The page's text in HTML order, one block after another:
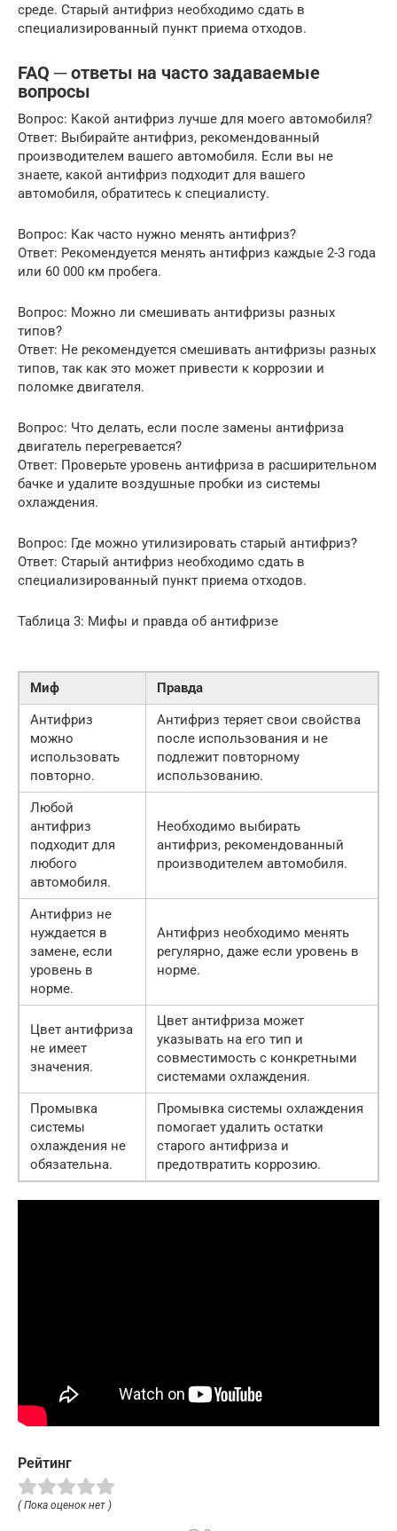
среде. Старый антифриз необходимо сдать в
специализированный пункт приема отходов.
FAQ ─ ответы на часто задаваемые
вопросы
Вопрос: Какой антифриз лучше для моего автомобиля?
Ответ: Выбирайте антифриз, рекомендованный
производителем вашего автомобиля. Если вы не
знаете, какой антифриз подходит для вашего
автомобиля, обратитесь к специалисту.
Вопрос: Как часто нужно менять антифриз?
Ответ: Рекомендуется менять антифриз каждые 2-3 года
или 60 000 км пробега.
Вопрос: Можно ли смешивать антифризы разных
типов?
Ответ: Не рекомендуется смешивать антифризы разных
типов, так как это может привести к коррозии и
поломке двигателя.
Вопрос: Что делать, если после замены антифриза
двигатель перегревается?
Ответ: Проверьте уровень антифриза в расширительном
бачке и удалите воздушные пробки из системы
охлаждения.
Вопрос: Где можно утилизировать старый антифриз?
Ответ: Старый антифриз необходимо сдать в
специализированный пункт приема отходов.
Таблица 3: Мифы и правда об антифризе
Миф
Правда
Антифриз
можно
использовать
повторно.
Антифриз теряет свои свойства
после использования и не
подлежит повторному
использованию.
Любой
антифриз
подходит для
любого
автомобиля.
Необходимо выбирать
антифриз, рекомендованный
производителем автомобиля.
Антифриз не
нуждается в
замене, если
уровень в
норме.
Антифриз необходимо менять
регулярно, даже если уровень в
норме.
Цвет антифриза
не имеет
значения.
Цвет антифриза может
указывать на его тип и
совместимость с конкретными
системами охлаждения.
Промывка
системы
охлаждения не
обязательна.
Промывка системы охлаждения
помогает удалить остатки
старого антифриза и
предотвратить коррозию.
Рейтинг
( Пока оценок нет )